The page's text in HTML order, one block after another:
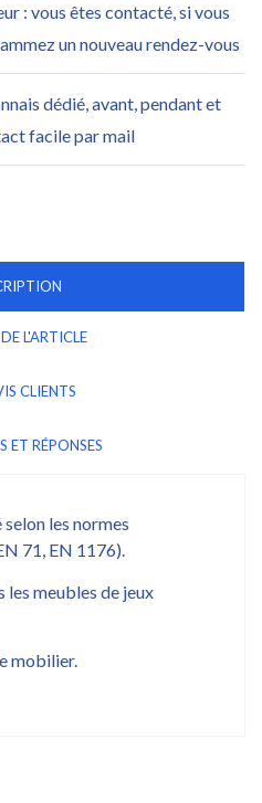
: vous êtes contacté, si vous
un nouveau rendez-vous
dédié, avant, pendant et
facile par mail
L'ARTICLE
CLIENTS
ET RÉPONSES
les normes
71, EN 1176).
les meubles de jeux
mobilier.